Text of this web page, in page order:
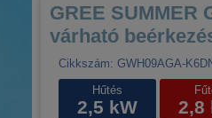
GREE SUMMER
várható
Cikkszám: GWH09AGA-
Hűtés
2,5 kW 2,8